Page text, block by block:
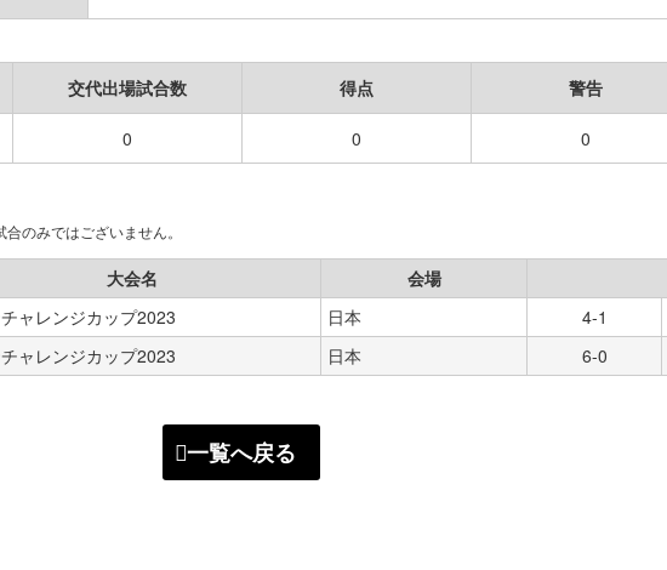
交代出場試合数 得点 警告
0 0 0
のみではございません。
大会名 会場
ャレンジカップ2023 日本 4-1
ャレンジカップ2023 日本 6-0
一覧へ戻る